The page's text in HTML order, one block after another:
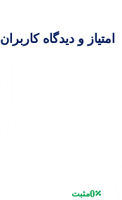
امتیاز و دیدگاه کاربران
0مثبت